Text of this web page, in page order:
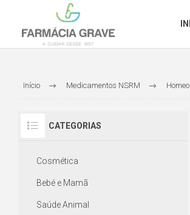
Início Medicamentos NSRM
CATEGORIAS
Cosmética
Bebé e Mamã
Saúde Animal